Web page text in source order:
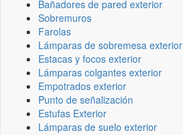
Bañadores de pared exterior
Sobremuros
Farolas
Lámparas de sobremesa exterior
Estacas y focos exterior
Lámparas colgantes exterior
Empotrados exterior
Punto de señalización
Estufas Exterior
Lámparas de suelo exterior